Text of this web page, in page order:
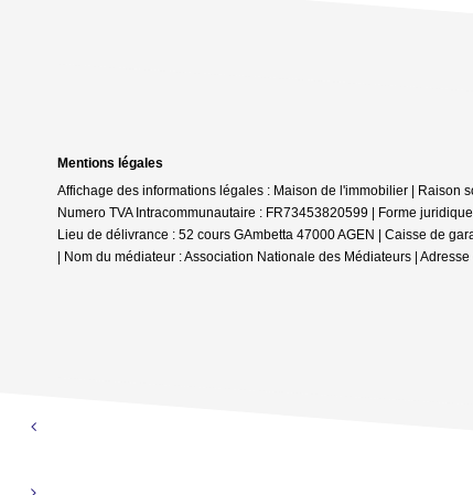
Mentions légales
Affichage des informations légales : Maison de l'immobilier | Raison
Numero TVA Intracommunautaire : FR73453820599 | Forme
Lieu de délivrance : 52 cours GAmbetta 47000 AGEN | Caisse de
| Nom du médiateur : Association Nationale des Médiateurs |